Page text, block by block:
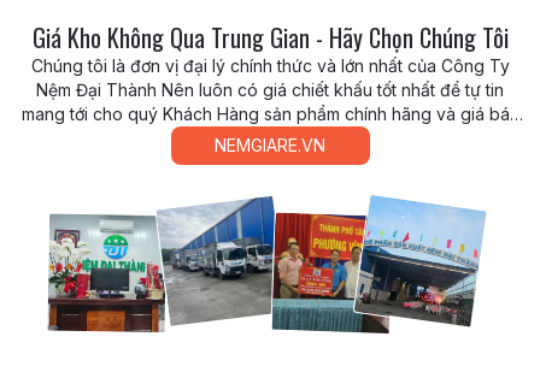
Giá Kho Không Qua Trung Gian - Hãy Chọn Chúng Tôi
Chúng tôi là đơn vị đại lý chính thức và lớn nhất của Công Ty
Nệm Đại Thành Nên luôn có giá chiết khấu tốt nhất để tự tin
mang tới cho quý Khách Hàng sản phẩm chính hãng và giá bán
tốt nhất thị trường cùng nhiều ưu đãi kèm theo
NEMGIARE.VN